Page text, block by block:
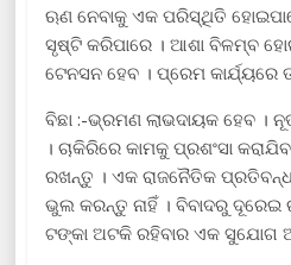
ଋଣ ନେବାକୁ ଏକ ପରିସ୍ଥିତି
ସୃଷ୍ଟି କରିପାରେ । ଆଶା ବିଳମ୍ବ
ଟେନସନ ହେବ । ପ୍ରେମ କାର୍ଯ୍ୟରେ
ବିଛା :-ଭ୍ରମଣ ଲାଭଦାୟକ ହେବ
। ଚାକିରିରେ କାମକୁ ପ୍ରଶଂସା
ରଖନ୍ତୁ । ଏକ ରାଜନୈତିକ
ଭୁଲ କରନ୍ତୁ ନାହିଁ । ବିବାଦରୁ ଦୂରେଇ
ଟଙ୍କା ଅଟକି ରହିବାର ଏକ ସୁଯୋଗ